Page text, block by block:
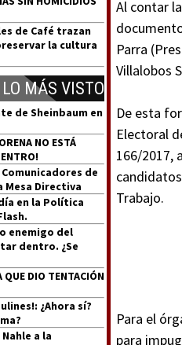
de Café trazan
la cultura
LO MÁS VISTO
de Sheinbaum en
NO ESTÁ
de
Mesa Directiva
en la Política
enemigo del
dentro. ¿Se
DIO TENTACIÓN
¿Ahora sí?
a la
Al contar
Parra
Villalobos
De esta
Electoral
166/2017,
Trabajo.
Para el
para